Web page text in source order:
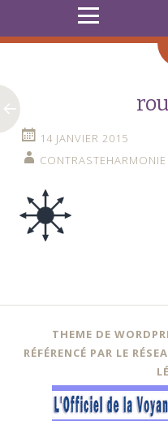
RECHERCHE
14 JANVIER 2015
CONTRASTEHARMONIE
des
articles
THEME DE
RÉFÉRENCÉ PAR LE